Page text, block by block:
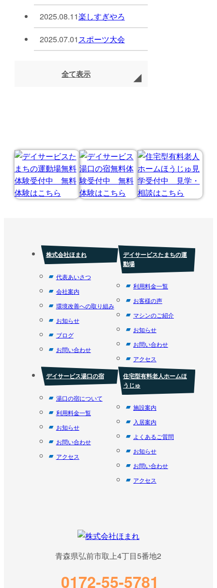
2025.08.11楽しすぎやろ
2025.07.01スポーツ大会
全て表示
株式会社ほまれ
代表あいさつ
会社案内
環境改善への取り組み
お知らせ
ブログ
お問い合わせ
デイサービスたまちの運
動場
利用料金一覧
お客様の声
マシンのご紹介
お知らせ
お問い合わせ
アクセス
デイサービス湯口の宿
湯口の宿について
利用料金一覧
お知らせ
お問い合わせ
アクセス
住宅型有料老人ホームほ
うじゅ
施設案内
入居案内
よくあるご質問
お知らせ
お問い合わせ
アクセス
青森県弘前市取上4丁目5番地2
0172-55-5781